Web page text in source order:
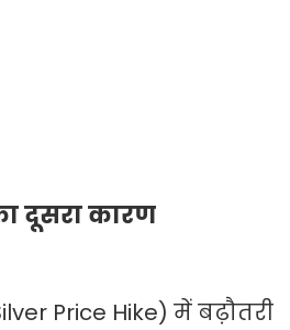
दूसरा कारण
Price Hike) में बढ़ौतरी